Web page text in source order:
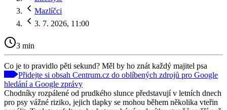
Mazlíčci
3. 7. 2026, 11:00
3 min
Co je to pravidlo pěti sekund? Měl by ho znát každý majitel psa
Přidejte si obsah Centrum.cz do oblíbených zdrojů pro Google
hledání a Google zprávy
Chodníky rozpálené od prudkého slunce představují v letních dnech
pro psy vážné riziko, jejich tlapky se mohou během několika vteřin